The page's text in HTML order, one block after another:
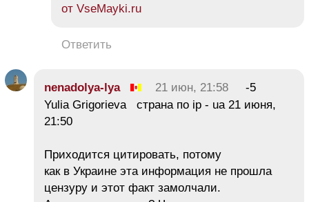
от VseMayki.ru
Ответить
nenadolya-lya 21 июн, 21:58
-5
Yulia Grigorieva страна по ip - ua 21 июня,
21:50
Приходится цитировать, потому
как в Украине эта информация не прошла
цензуру и этот факт замолчали.